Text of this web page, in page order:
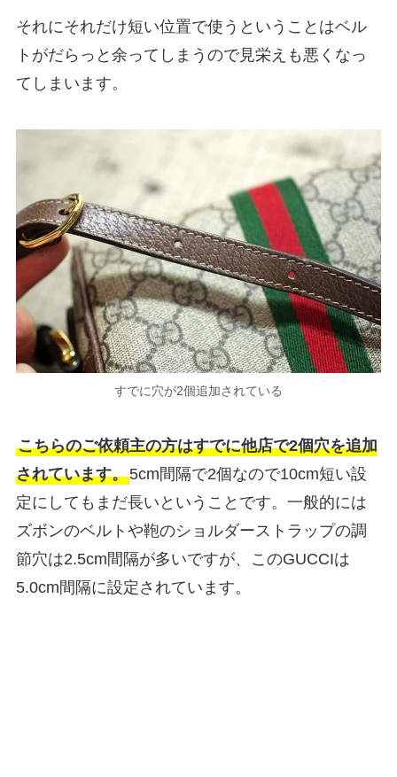
それにそれだけ短い位置で使うということはベル
トがだらっと余ってしまうので見栄えも悪くなっ
てしまいます。
すでに穴が2個追加されている
こちらのご依頼主の方はすでに他店で2個穴を追加
されています。5cm間隔で2個なので10cm短い設
定にしてもまだ長いということです。一般的には
ズボンのベルトや鞄のショルダーストラップの調
節穴は2.5cm間隔が多いですが、このGUCCIは
5.0cm間隔に設定されています。